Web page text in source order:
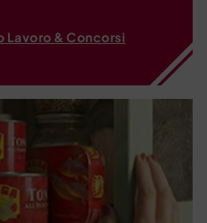
Lavoro & Concorsi